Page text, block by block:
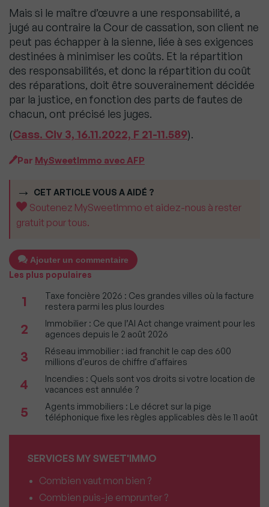
Mais si le maître d’œuvre a une responsabilité, a
jugé au contraire la Cour de cassation, son client ne
peut pas échapper à la sienne, liée à ses exigences
destinées à minimiser les coûts. Et la répartition
des responsabilités, et donc la répartition du coût
des réparations, doit être souverainement décidée
par la justice, en fonction des parts de fautes de
chacun, ont précisé les juges.
(Cass. Civ 3, 16.11.2022, F 21-11.589).
Par MySweetImmo avec AFP
CET ARTICLE VOUS A AIDÉ ?
Soutenez MySweetImmo et aidez-nous à rester
gratuit pour tous.
Ajouter un commentaire
Les plus populaires
1
Taxe foncière 2026 : Ces grandes villes où la facture
restera parmi les plus lourdes
2
Immobilier : Ce que l’AI Act change vraiment pour les
agences depuis le 2 août 2026
3
Réseau immobilier : iad franchit le cap des 600
millions d'euros de chiffre d'affaires
4
Incendies : Quels sont vos droits si votre location de
vacances est annulée ?
5
Agents immobiliers : Le décret sur la pige
téléphonique fixe les règles applicables dès le 11 août
SERVICES MY SWEET'IMMO
Combien vaut mon bien ?
Combien puis-je emprunter ?